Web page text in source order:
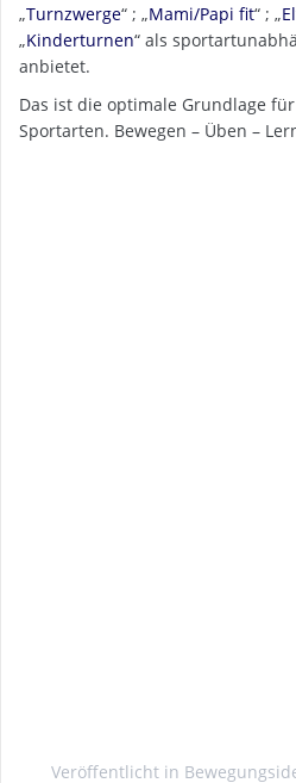
„Turnzwerge“ ; „Mami/Papi fit“ ; „
„Kinderturnen“ als
anbietet.
Das ist die optimale Grundlage
Sportarten. Bewegen – Üben –
Veröffentlicht in